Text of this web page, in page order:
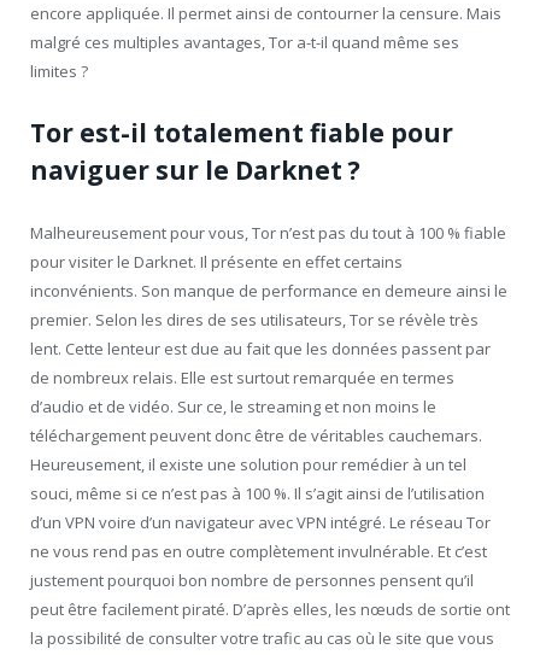
encore appliquée. Il permet ainsi de contourner la censure. Mais
malgré ces multiples avantages, Tor a-t-il quand même ses
limites ?
Tor est-il totalement fiable pour
naviguer sur le Darknet ?
Malheureusement pour vous, Tor n’est pas du tout à 100 % fiable
pour visiter le Darknet. Il présente en effet certains
inconvénients. Son manque de performance en demeure ainsi le
premier. Selon les dires de ses utilisateurs, Tor se révèle très
lent. Cette lenteur est due au fait que les données passent par
de nombreux relais. Elle est surtout remarquée en termes
d’audio et de vidéo. Sur ce, le streaming et non moins le
téléchargement peuvent donc être de véritables cauchemars.
Heureusement, il existe une solution pour remédier à un tel
souci, même si ce n’est pas à 100 %. Il s’agit ainsi de l’utilisation
d’un VPN voire d’un navigateur avec VPN intégré. Le réseau Tor
ne vous rend pas en outre complètement invulnérable. Et c’est
justement pourquoi bon nombre de personnes pensent qu’il
peut être facilement piraté. D’après elles, les nœuds de sortie ont
la possibilité de consulter votre trafic au cas où le site que vous